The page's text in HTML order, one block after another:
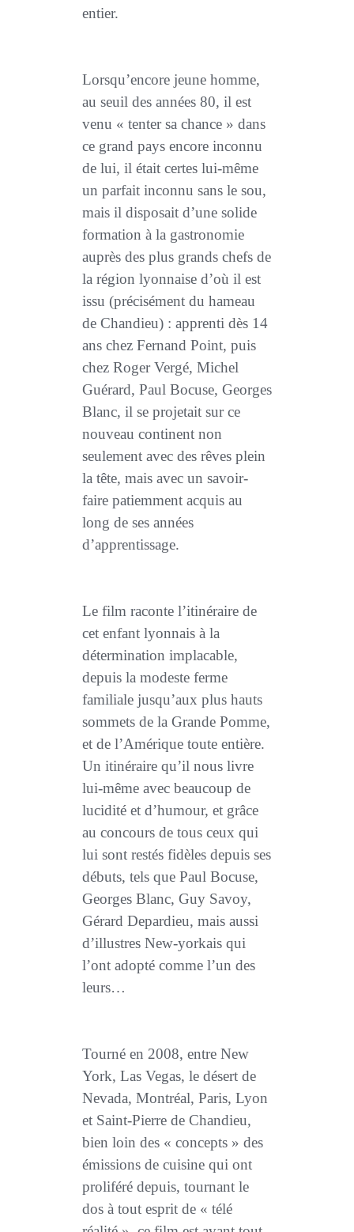
entier.
Lorsqu’encore jeune homme,
au seuil des années 80, il est
venu « tenter sa chance » dans
ce grand pays encore inconnu
de lui, il était certes lui-même
un parfait inconnu sans le sou,
mais il disposait d’une solide
formation à la gastronomie
auprès des plus grands chefs de
la région lyonnaise d’où il est
issu (précisément du hameau
de Chandieu) : apprenti dès 14
ans chez Fernand Point, puis
chez Roger Vergé, Michel
Guérard, Paul Bocuse, Georges
Blanc, il se projetait sur ce
nouveau continent non
seulement avec des rêves plein
la tête, mais avec un savoir-
faire patiemment acquis au
long de ses années
d’apprentissage.
Le film raconte l’itinéraire de
cet enfant lyonnais à la
détermination implacable,
depuis la modeste ferme
familiale jusqu’aux plus hauts
sommets de la Grande Pomme,
et de l’Amérique toute entière.
Un itinéraire qu’il nous livre
lui-même avec beaucoup de
lucidité et d’humour, et grâce
au concours de tous ceux qui
lui sont restés fidèles depuis ses
débuts, tels que Paul Bocuse,
Georges Blanc, Guy Savoy,
Gérard Depardieu, mais aussi
d’illustres New-yorkais qui
l’ont adopté comme l’un des
leurs…
Tourné en 2008, entre New
York, Las Vegas, le désert de
Nevada, Montréal, Paris, Lyon
et Saint-Pierre de Chandieu,
bien loin des « concepts » des
émissions de cuisine qui ont
proliféré depuis, tournant le
dos à tout esprit de « télé